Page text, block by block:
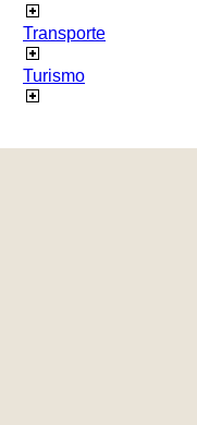
Transporte
Turismo